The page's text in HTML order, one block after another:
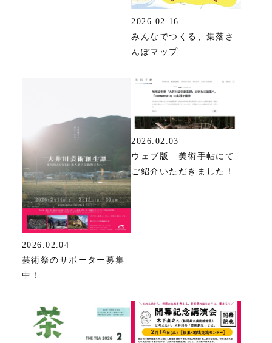
2026.02.16
みんなでつくる、集落さ
んぽマップ
2026.02.04
芸術祭のサポーター募集
中！
2026.02.03
ウェブ版 美術手帖にて
ご紹介いただきました！